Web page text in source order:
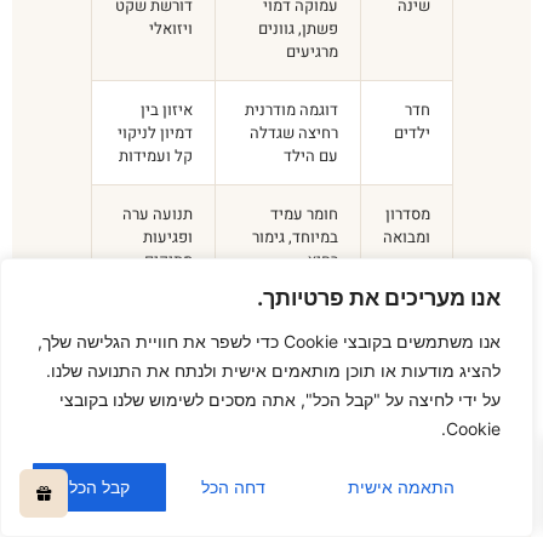
אנו מעריכים את פרטיותך.
אנו משתמשים בקובצי Cookie כדי לשפר את חוויית הגלישה שלך,
להציג מודעות או תוכן מותאמים אישית ולנתח את התנועה שלנו.
על ידי לחיצה על "קבל הכל", אתה מסכים לשימוש שלנו בקובצי
Cookie.
התאמה אישית דחה הכל קבל הכל
שינה
עמוקה דמוי
פשתן, גוונים
מרגיעים
דורשת שקט
ויזואלי
חדר
ילדים
דוגמה מודרנית
רחיצה שגדלה
עם הילד
איזון בין
דמיון לניקוי
קל ועמידות
מסדרון
ומבואה
חומר עמיד
במיוחד, גימור
רחיץ
תנועה ערה
ופגיעות
מתיקים
בחדרי ילדים, תמיד אני מכוונת הורים לדוגמאות
שלא ילדותיות מדי – כאלה שלא תצטרכו
להחליף כשהילד יגדל. דוגמה גיאומטרית עדינה
או נושא טבע מתוחכם מחזיקים מעמד שנים. ילד
בן שנתיים אוהב דובים, אבל בן עשר כבר לא.
0